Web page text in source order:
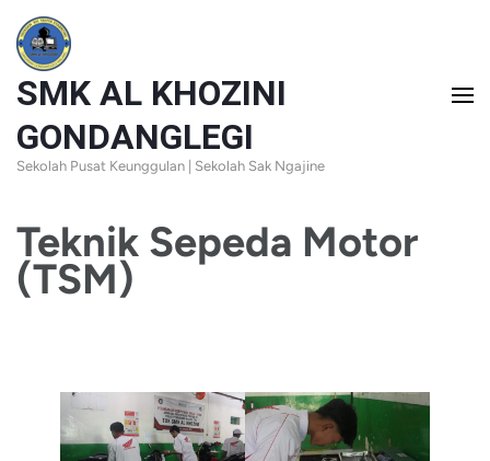
Skip
to
content
(Press
Enter)
SMK AL KHOZINI
GONDANGLEGI
Sekolah Pusat Keunggulan | Sekolah Sak Ngajine
Teknik Sepeda Motor
(TSM)